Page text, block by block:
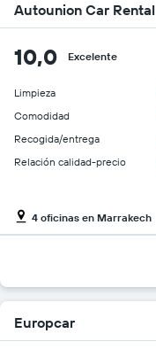
Y
que
indica
el
más
barato
un
auto
por
empresa.
Autounion Car Rental
10,0 Excelente
Limpieza
Comodidad
Recogida/entrega
Relación calidad-precio
4 oficinas en Marrakech
Europcar